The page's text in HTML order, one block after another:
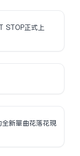
STOP正式上
新單曲花落花現